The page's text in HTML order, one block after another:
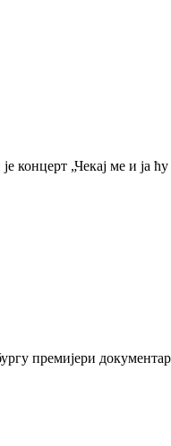
концерт „Чекај ме и ја
премијери